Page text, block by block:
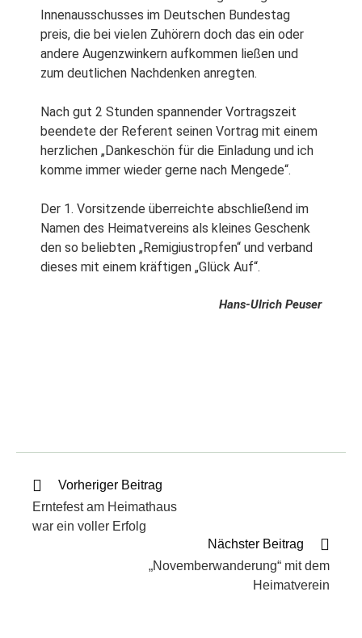
Innenausschusses im Deutschen Bundestag
preis, die bei vielen Zuhörern doch das ein oder
andere Augenzwinkern aufkommen ließen und
zum deutlichen Nachdenken anregten.
Nach gut 2 Stunden spannender Vortragszeit
beendete der Referent seinen Vortrag mit einem
herzlichen „Dankeschön für die Einladung und ich
komme immer wieder gerne nach Mengede“.
Der 1. Vorsitzende überreichte abschließend im
Namen des Heimatvereins als kleines Geschenk
den so beliebten „Remigiustropfen“ und verband
dieses mit einem kräftigen „Glück Auf“.
Hans-Ulrich Peuser
Vorheriger Beitrag
Erntefest am Heimathaus
war ein voller Erfolg
Nächster Beitrag
„Novemberwanderung“ mit dem
Heimatverein